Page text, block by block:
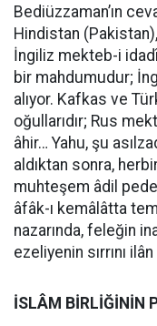
Bediüzzaman’ın
Hindistan
İngiliz mekteb-i
bir mahdumudur;
alıyor. Kafkas ve
oğullarıdır; Rus
âhir… Yahu, şu
aldıktan sonra,
muhteşem âdil
âfâk-ı kemâlâtta
nazarında, feleğin
ezeliyenin sırrını
İSLÂM BİRLİĞİNİN